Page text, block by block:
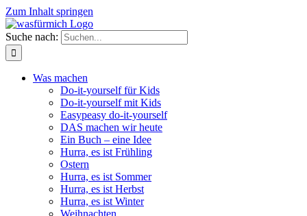
Zum Inhalt springen
Suche nach:
Was machen
Do-it-yourself für Kids
Do-it-yourself mit Kids
Easypeasy do-it-yourself
DAS machen wir heute
Ein Buch – eine Idee
Hurra, es ist Frühling
Ostern
Hurra, es ist Sommer
Hurra, es ist Herbst
Hurra, es ist Winter
Weihnachten